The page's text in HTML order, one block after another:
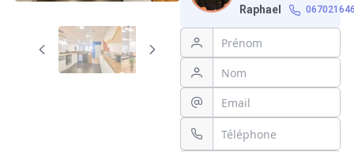
Raphael